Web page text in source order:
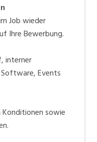
Job wieder
Ihre Bewerbung.
interner
Events
sowie